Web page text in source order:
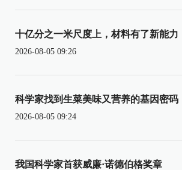
十亿分之一米尺度上，材料有了新能力
2026-08-05 09:26
科学家找到生菜美味又营养的基因密码
2026-08-05 09:24
我国科学家首获威廉·诺德伯格奖章